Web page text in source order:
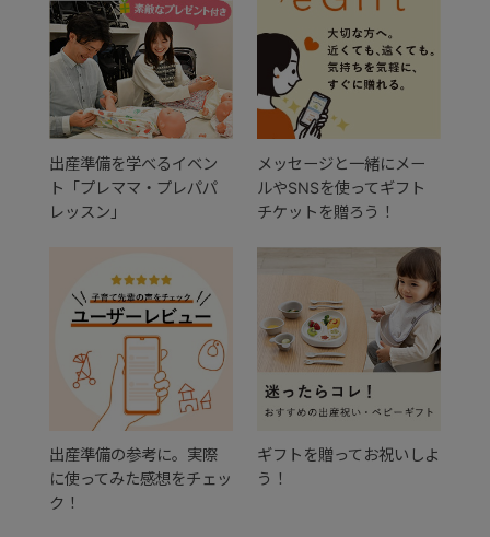
出産準備を学べるイベン
ト「プレママ・プレパパ
レッスン」
メッセージと一緒にメー
ルやSNSを使ってギフト
チケットを贈ろう！
出産準備の参考に。実際
に使ってみた感想をチェッ
ク！
ギフトを贈ってお祝いしよ
う！